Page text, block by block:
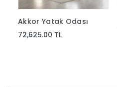
Akkor Yatak Odası
72,625.00 TL